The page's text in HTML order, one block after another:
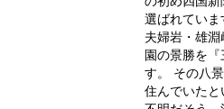
選ばれていま
夫婦岩・雄
園の景勝を
す。 その八
住んでいたと